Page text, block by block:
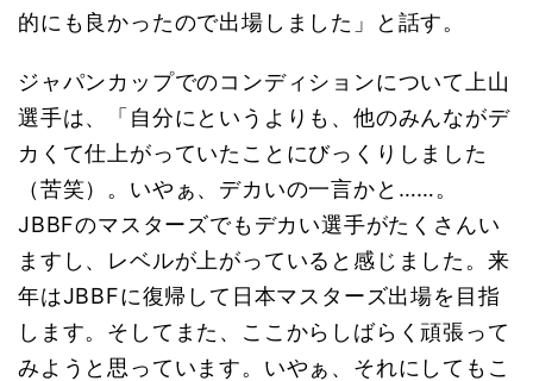
的にも良かったので出場しました」と話す。
ジャパンカップでのコンディションについて上山
選手は、
「自分にというよりも、他のみんながデ
カくて仕上がっていたことにびっくりしました
（苦笑）。いやぁ、デカいの一言かと……。
JBBFのマスターズでもデカい選手がたくさんい
ますし、レベルが上がっていると感じました。来
年はJBBFに復帰して日本マスターズ出場を目指
します。そしてまた、ここからしばらく頑張って
みようと思っています。いやぁ、それにしてもこ